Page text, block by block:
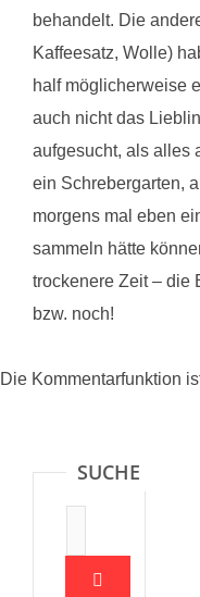
behandelt. Die
Kaffeesatz, Wolle)
half möglicherweise
auch nicht das
aufgesucht, als alles
ein Schrebergarten,
morgens mal eben
sammeln hätte
trockenere Zeit – die
bzw. noch!
Die Kommentarfunktion
SUCHE